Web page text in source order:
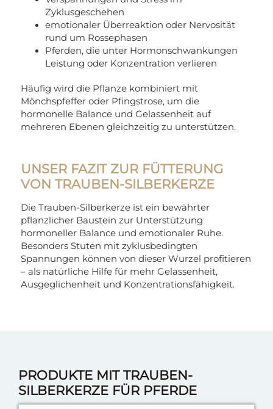
Zyklusgeschehen
emotionaler Überreaktion oder Nervosität
rund um Rossephasen
Pferden, die unter Hormonschwankungen
Leistung oder Konzentration verlieren
Häufig wird die Pflanze kombiniert mit
Mönchspfeffer oder Pfingstrose, um die
hormonelle Balance und Gelassenheit auf
mehreren Ebenen gleichzeitig zu unterstützen.
UNSER FAZIT ZUR FÜTTERUNG
VON TRAUBEN-SILBERKERZE
Die Trauben-Silberkerze ist ein bewährter
pflanzlicher Baustein zur Unterstützung
hormoneller Balance und emotionaler Ruhe.
Besonders Stuten mit zyklusbedingten
Spannungen können von dieser Wurzel profitieren
– als natürliche Hilfe für mehr Gelassenheit,
Ausgeglichenheit und Konzentrationsfähigkeit.
PRODUKTE MIT TRAUBEN-
SILBERKERZE FÜR PFERDE